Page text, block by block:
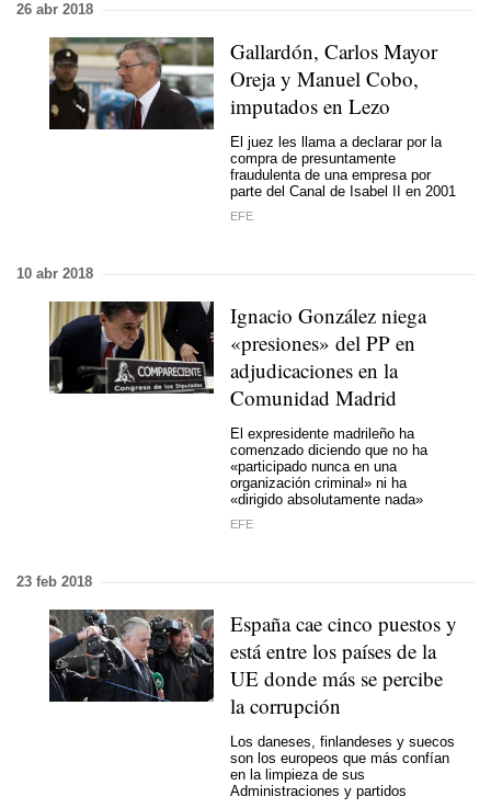
26 abr 2018
Gallardón, Carlos Mayor
Oreja y Manuel Cobo,
imputados en Lezo
El juez les llama a declarar por la
compra de presuntamente
fraudulenta de una empresa por
parte del Canal de Isabel II en 2001
EFE
10 abr 2018
Ignacio González niega
«presiones» del PP en
adjudicaciones en la
Comunidad Madrid
El expresidente madrileño ha
comenzado diciendo que no ha
«participado nunca en una
organización criminal» ni ha
«dirigido absolutamente nada»
EFE
23 feb 2018
España cae cinco puestos y
está entre los países de la
UE donde más se percibe
la corrupción
Los daneses, finlandeses y suecos
son los europeos que más confían
en la limpieza de sus
Administraciones y partidos